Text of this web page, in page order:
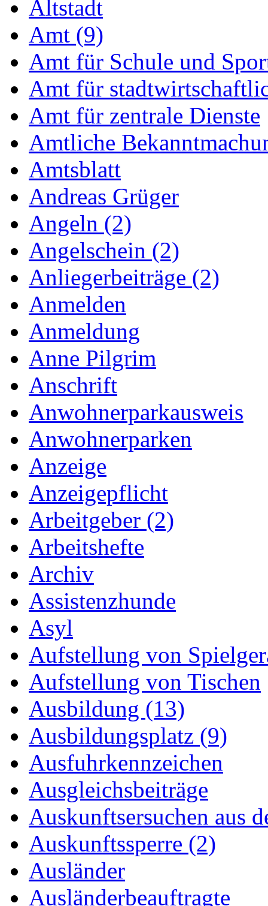
Altstadt
Amt (9)
Amt für Schule und
Amt für
Amt für zentrale Dienste
Amtliche
Amtsblatt
Andreas Grüger
Angeln (2)
Angelschein (2)
Anliegerbeiträge (2)
Anmelden
Anmeldung
Anne Pilgrim
Anschrift
Anwohnerparkausweis
Anwohnerparken
Anzeige
Anzeigepflicht
Arbeitgeber (2)
Arbeitshefte
Archiv
Assistenzhunde
Asyl
Aufstellung von
Aufstellung von Tischen
Ausbildung (13)
Ausbildungsplatz (9)
Ausfuhrkennzeichen
Ausgleichsbeiträge
Auskunftsersuchen aus
Auskunftssperre (2)
Ausländer
Ausländerbeauftragte